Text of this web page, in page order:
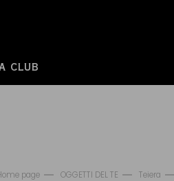
CLUB
page OGGETTI DEL TE Teiera